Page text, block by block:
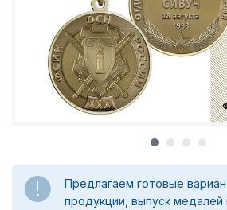
Предлагаем готовые
продукции, выпуск